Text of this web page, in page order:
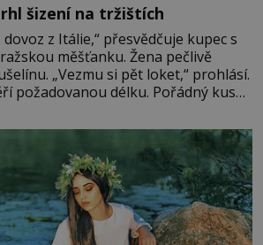
šizení na tržištích
z Itálie,“ přesvědčuje kupec s
měšťanku. Žena pečlivě
„Vezmu si pět loket,“ prohlásí.
požadovanou délku. Pořádný kus
na sukni,“ zhodnotí švadlena
mušelínu. „Ošidili vás, podívejte.“